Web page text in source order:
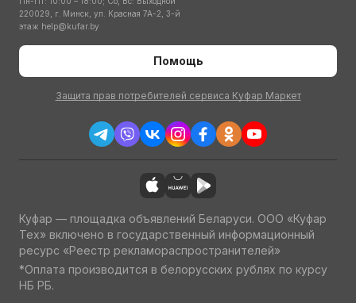
220029, г. Минск, ул. Красная 7А-2, 3-й
этаж help@kufar.by
Помощь
Защита прав потребителей сервиса Куфар Маркет
Куфар — площадка объявлений Беларуси. ООО «Куфар
Тех» включено в государственный информационный
ресурс «Реестр рекламораспространителей»
*Оплата производится в белорусских рублях по курсу
НБ РБ.